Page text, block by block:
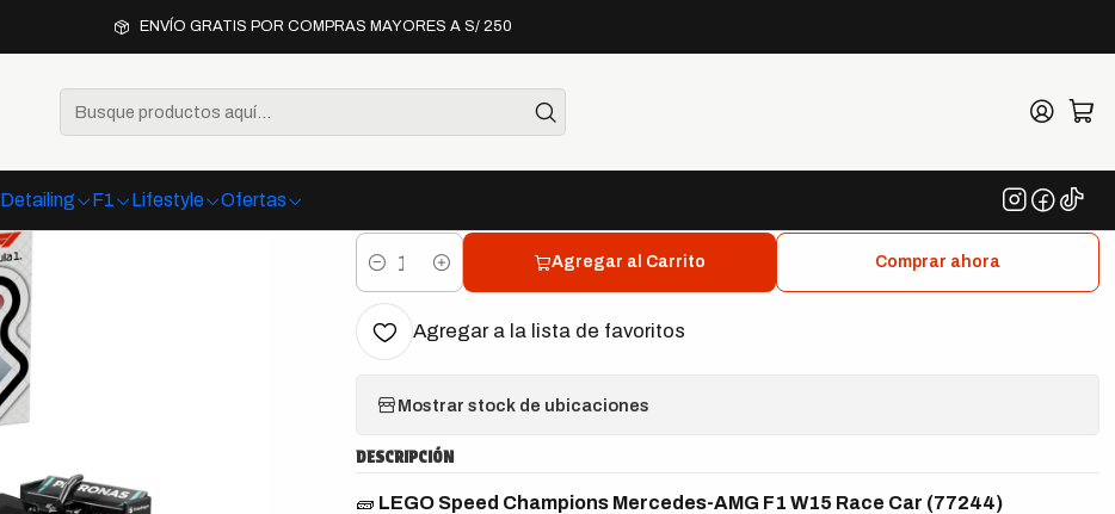
Detailing F1 Lifestyle Ofertas
ENVÍO GRATIS POR COMPRAS MAYORES A S/ 250
Mercedes LEGO Speed Champions Mercedes-AMG F1 W15 Race Car (77244)
LEGO Speed Champions Mercedes-
AMG F1 W15 Race Car (77244)
Cantidad
Agregar al Carrito Comprar ahora
Agregar a la lista de favoritos
Mostrar stock de ubicaciones
DESCRIPCIÓN
🧱 LEGO Speed Champions Mercedes-AMG F1 W15 Race Car (77244)